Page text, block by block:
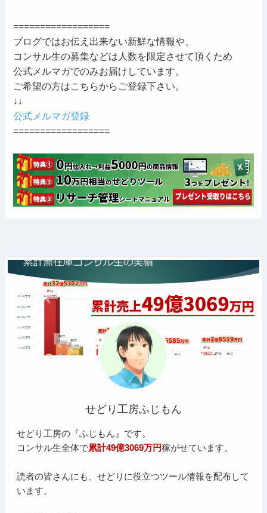
==================
ブログではお伝え出来ない新鮮な情報や、
コンサル生の募集などは人数を限定させて頂くため
公式メルマガでのみお届けしています。
ご希望の方はこちらからご登録下さい。
↓↓
公式メルマガ登録
==================
せどり工房ふじもん
せどり工房の『ふじもん』です。
コンサル生全体で累計49億3069万円稼がせています。
読者の皆さんにも、せどりに役立つツール情報を配布して
います。